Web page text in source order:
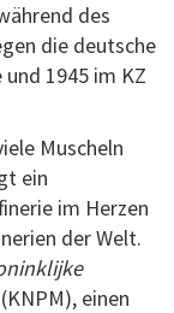
des
die deutsche
1945 im KZ
Muscheln
ein
im Herzen
der Welt.
einen